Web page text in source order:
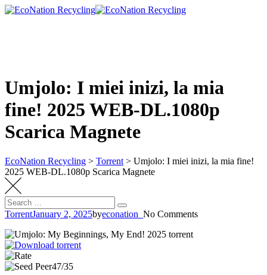
Skip
Umjolo: I miei inizi, la mia
fine! 2025 WEB-DL.1080p
Scarica Magnete
EcoNation Recycling > Torrent > Umjolo: I miei inizi, la mia fine!
2025 WEB-DL.1080p Scarica Magnete
Search
for:
Search
TorrentJanuary 2, 2025byeconation_ No Comments
47/35